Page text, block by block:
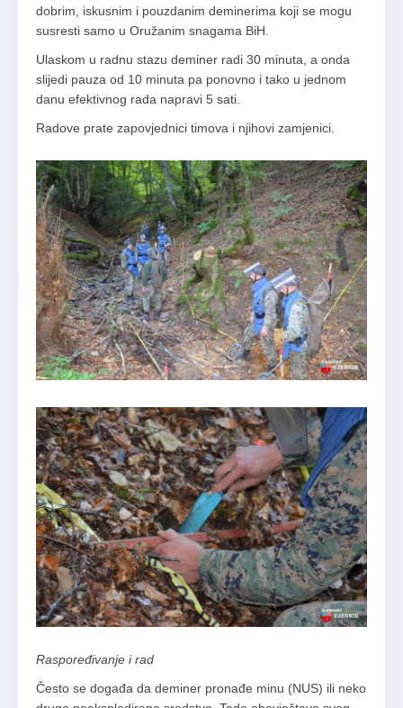
dobrim, iskusnim i pouzdanim deminerima koji se mogu
susresti samo u Oružanim snagama BiH.
Ulaskom u radnu stazu deminer radi 30 minuta, a onda
slijedi pauza od 10 minuta pa ponovno i tako u jednom
danu efektivnog rada napravi 5 sati.
Radove prate zapovjednici timova i njihovi zamjenici.
Raspoređivanje i rad
Često se događa da deminer pronađe minu (NUS) ili neko